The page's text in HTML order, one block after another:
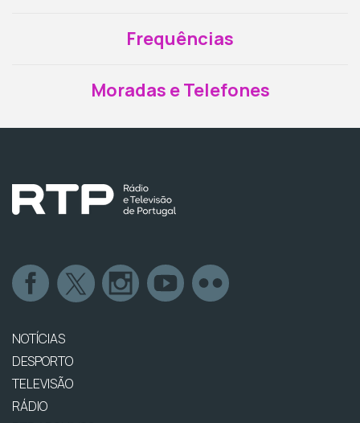
Frequências
Moradas e Telefones
NOTÍCIAS
DESPORTO
TELEVISÃO
RÁDIO